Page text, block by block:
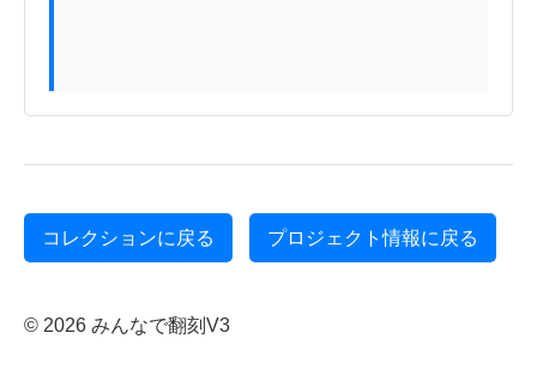
コレクションに戻る プロジェクト情報に戻る
© 2026 みんなで翻刻V3